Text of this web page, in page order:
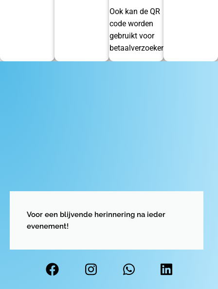
Ook kan de QR
code worden
gebruikt voor
betaalverzoeken.
Voor een blijvende herinnering na ieder
evenement!